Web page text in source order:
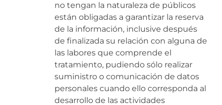
no tengan la naturaleza de públicos
están obligadas a garantizar la reserva
de la información, inclusive después
de finalizada su relación con alguna de
las labores que comprende el
tratamiento, pudiendo sólo realizar
suministro o comunicación de datos
personales cuando ello corresponda al
desarrollo de las actividades